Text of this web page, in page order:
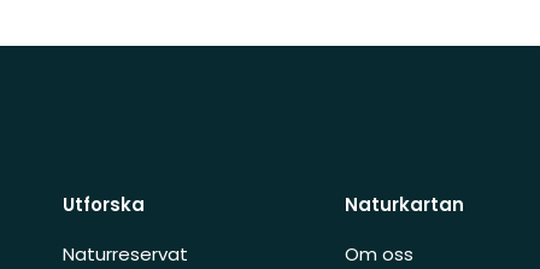
Utforska
Naturreservat
Naturkartan
Om oss